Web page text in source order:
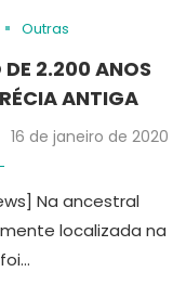
Outras
2.200 ANOS
ANTIGA
16 de janeiro de 2020
Na ancestral
localizada na